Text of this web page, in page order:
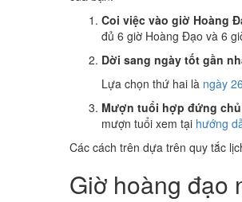
Coi việc vào giờ Hoàng
đủ 6 giờ Hoàng Đạo và 6
Dời sang ngày tốt gần
Lựa chọn thứ hai là ngày
Mượn tuổi hợp đứng
mượn tuổi xem tại hướng
Các cách trên dựa trên quy tắc
Giờ hoàng đạo